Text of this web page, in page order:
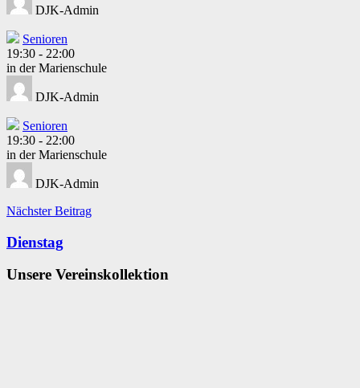
DJK-Admin
Senioren
19:30 - 22:00
in der Marienschule
DJK-Admin
Senioren
19:30 - 22:00
in der Marienschule
DJK-Admin
Beitragsnavigation
Nächster Beitrag
Dienstag
Unsere Vereinskollektion